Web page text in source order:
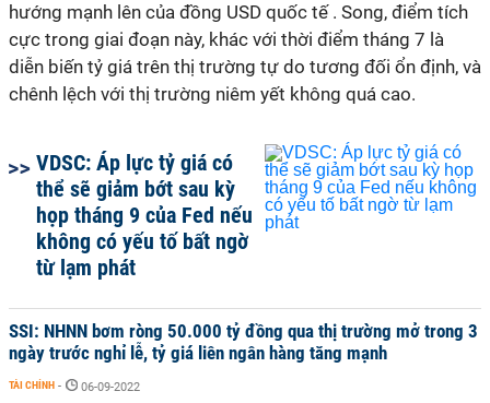
hướng mạnh lên của đồng USD quốc tế . Song, điểm tích
cực trong giai đoạn này, khác với thời điểm tháng 7 là
diễn biến tỷ giá trên thị trường tự do tương đối ổn định, và
chênh lệch với thị trường niêm yết không quá cao.
VDSC: Áp lực tỷ giá có
thể sẽ giảm bớt sau kỳ
họp tháng 9 của Fed nếu
không có yếu tố bất ngờ
từ lạm phát
SSI: NHNN bơm ròng 50.000 tỷ đồng qua thị trường mở trong 3
ngày trước nghỉ lễ, tỷ giá liên ngân hàng tăng mạnh
TÀI CHÍNH - 06-09-2022